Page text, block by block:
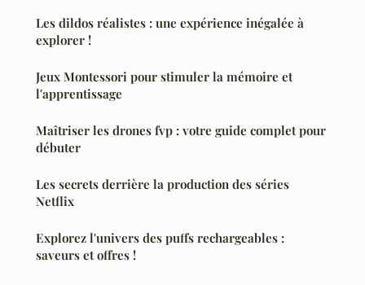
Les dildos réalistes : une expérience inégalée à
explorer !
Jeux Montessori pour stimuler la mémoire et
l'apprentissage
Maîtriser les drones fvp : votre guide complet pour
débuter
Les secrets derrière la production des séries
Netflix
Explorez l'univers des puffs rechargeables :
saveurs et offres !